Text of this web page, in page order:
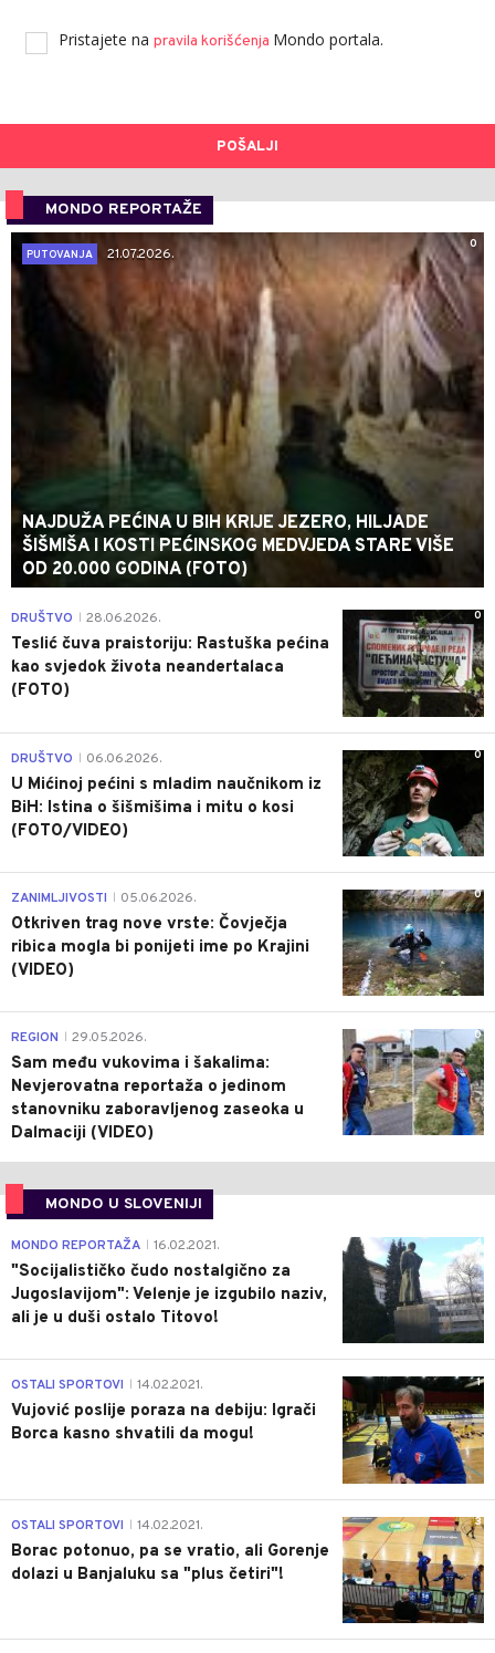
Pristajete na pravila korišćenja Mondo portala.
POŠALJI
MONDO REPORTAŽE
0
PUTOVANJA
21.07.2026.
NAJDUŽA PEĆINA U BIH KRIJE JEZERO, HILJADE
ŠIŠMIŠA I KOSTI PEĆINSKOG MEDVJEDA STARE VIŠE
OD 20.000 GODINA (FOTO)
0
DRUŠTVO 28.06.2026.
Teslić čuva praistoriju: Rastuška pećina
kao svjedok života neandertalaca
(FOTO)
0
DRUŠTVO 06.06.2026.
U Mićinoj pećini s mladim naučnikom iz
BiH: Istina o šišmišima i mitu o kosi
(FOTO/VIDEO)
0
ZANIMLJIVOSTI 05.06.2026.
Otkriven trag nove vrste: Čovječja
ribica mogla bi ponijeti ime po Krajini
(VIDEO)
0
REGION 29.05.2026.
Sam među vukovima i šakalima:
Nevjerovatna reportaža o jedinom
stanovniku zaboravljenog zaseoka u
Dalmaciji (VIDEO)
MONDO U SLOVENIJI
4
MONDO REPORTAŽA 16.02.2021.
"Socijalističko čudo nostalgično za
Jugoslavijom": Velenje je izgubilo naziv,
ali je u duši ostalo Titovo!
1
OSTALI SPORTOVI 14.02.2021.
Vujović poslije poraza na debiju: Igrači
Borca kasno shvatili da mogu!
3
OSTALI SPORTOVI 14.02.2021.
Borac potonuo, pa se vratio, ali Gorenje
dolazi u Banjaluku sa "plus četiri"!